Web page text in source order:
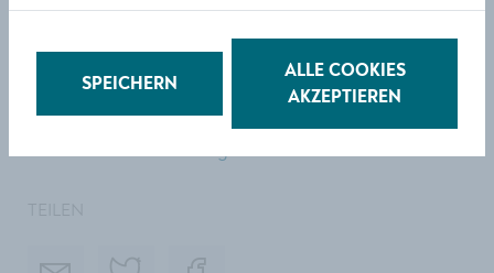
Grabschmuck-Workshop (10-16 Uhr)
www.krems.at/bestattung
SPEICHERN
ALLE COOKIES
AKZEPTIEREN